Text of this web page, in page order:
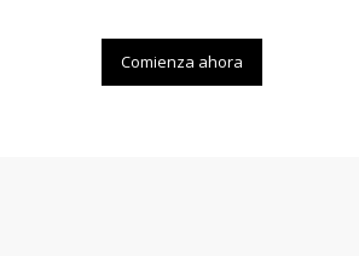
Comienza ahora